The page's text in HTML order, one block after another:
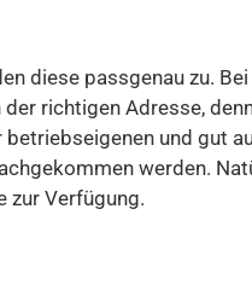
diese passgenau zu. Bei
richtigen Adresse,
und gut
werden.
zur Verfügung.